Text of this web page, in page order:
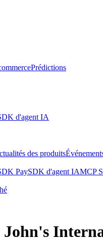
Prédictions
d'agent IA
des produits
PaySDK d'agent IAMCP